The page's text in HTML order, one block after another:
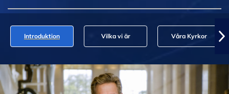
Introduktion Vilka vi är Våra Kyrkor